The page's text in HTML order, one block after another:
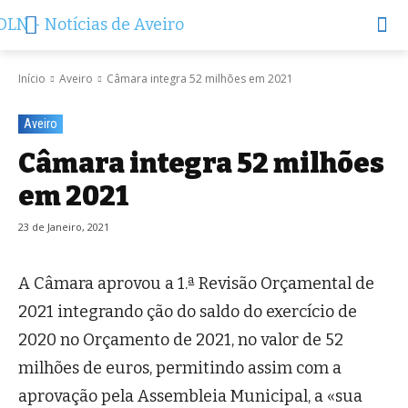
Início Aveiro Câmara integra 52 milhões em 2021
Aveiro
Câmara integra 52 milhões
em 2021
23 de Janeiro, 2021
A Câmara aprovou a 1.ª Revisão Orçamental de
2021 integrando ção do saldo do exercício de
2020 no Orçamento de 2021, no valor de 52
milhões de euros, permitindo assim com a
aprovação pela Assembleia Municipal, a «sua